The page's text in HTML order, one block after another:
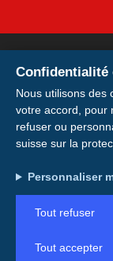
Confidentialité
Nous utilisons des
votre accord, pour
refuser ou
suisse sur la
Personnaliser
Tout refuser
Tout accepter
Votre
Licence
QR code